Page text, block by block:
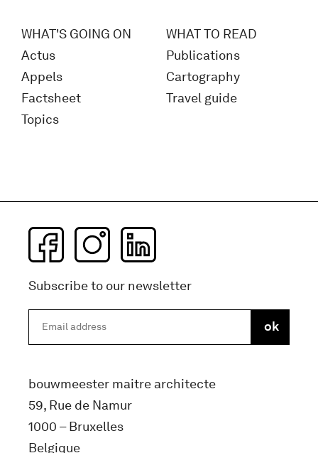
WHAT'S GOING ON
Actus
Appels
Factsheet
Topics
WHAT TO READ
Publications
Cartography
Travel guide
Subscribe to our newsletter
bouwmeester maitre architecte
59, Rue de Namur
1000 – Bruxelles
Belgique